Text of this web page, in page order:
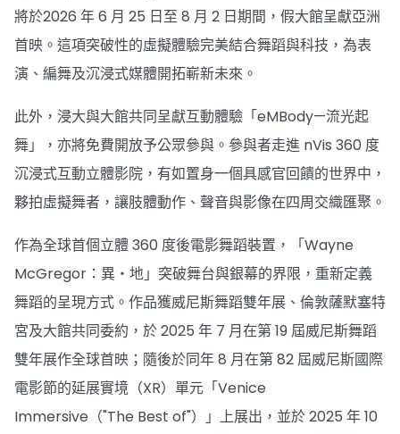
將於2026 年 6 月 25 日至 8 月 2 日期間，假大館呈獻亞洲
首映。這項突破性的虛擬體驗完美結合舞蹈與科技，為表
演、編舞及沉浸式媒體開拓嶄新未來。
此外，浸大與大館共同呈獻互動體驗「eMBody—流光起
舞」，亦將免費開放予公眾參與。參與者走進 nVis 360 度
沉浸式互動立體影院，有如置身一個具感官回饋的世界中，
夥拍虛擬舞者，讓肢體動作、聲音與影像在四周交織匯聚。
作為全球首個立體 360 度後電影舞蹈裝置，「Wayne
McGregor：異・地」突破舞台與銀幕的界限，重新定義
舞蹈的呈現方式。作品獲威尼斯舞蹈雙年展、倫敦薩默塞特
宮及大館共同委約，於 2025 年 7 月在第 19 屆威尼斯舞蹈
雙年展作全球首映；隨後於同年 8 月在第 82 屆威尼斯國際
電影節的延展實境（XR）單元「Venice
Immersive（"The Best of"）」上展出，並於 2025 年 10